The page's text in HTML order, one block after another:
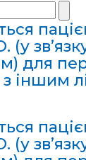
(у
для
з іншим
(у